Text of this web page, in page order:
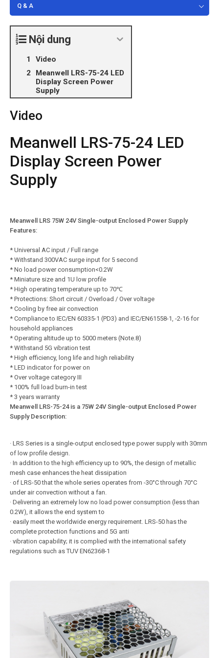
Q & A
Nội dung
Video
Meanwell LRS-75-24 LED
Display Screen Power
Supply
Video
Meanwell LRS-75-24 LED
Display Screen Power
Supply
Meanwell LRS 75W 24V Single-output Enclosed Power Supply
Features:
* Universal AC input / Full range
* Withstand 300VAC surge input for 5 second
* No load power consumption<0.2W
* Miniature size and 1U low profile
* High operating temperature up to 70℃
* Protections: Short circuit / Overload / Over voltage
* Cooling by free air convection
* Compliance to IEC/EN 60335-1 (PD3) and IEC/EN61558-1, -2-16 for
household appliances
* Operating altitude up to 5000 meters (Note.8)
* Withstand 5G vibration test
* High efficiency, long life and high reliability
* LED indicator for power on
* Over voltage category III
* 100% full load burn-in test
* 3 years warranty
Meanwell LRS-75-24 is a 75W 24V Single-output Enclosed Power
Supply Description:
· LRS Series is a single-output enclosed type power supply with 30mm
of low profile design.
· In addition to the high efficiency up to 90%, the design of metallic
mesh case enhances the heat dissipation
· of LRS-50 that the whole series operates from -30°C through 70°C
under air convection without a fan.
· Delivering an extremely low no load power consumption (less than
0.2W), it allows the end system to
· easily meet the worldwide energy requirement. LRS-50 has the
complete protection functions and 5G anti­
· vibration capability; it is complied with the international safety
regulations such as TUV EN62368-1